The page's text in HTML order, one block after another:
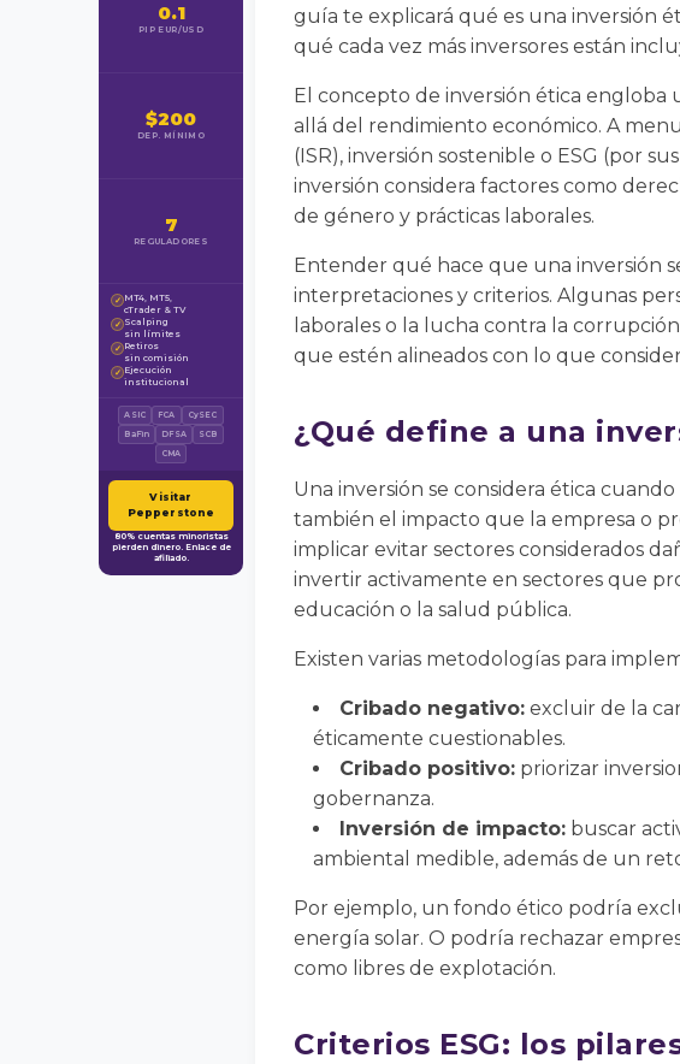
0.1
PIP EUR/USD
$200
DEP. MÍNIMO
7
REGULADORES
✓ MT4, MT5,
cTrader & TV
✓ Scalping
sin límites
✓ Retiros
sin comisión
✓ Ejecución
institucional
ASIC FCA
CySEC
BaFin
DFSA
SCB
CMA
Visitar
Pepperstone
80% cuentas minoristas
pierden dinero. Enlace de
afiliado.
guía te explicará qué es una inversión
qué cada vez más inversores están
El concepto de inversión ética engloba
allá del rendimiento económico. A
(ISR), inversión sostenible o ESG (por
inversión considera factores como
de género y prácticas laborales.
Entender qué hace que una inversión
interpretaciones y criterios. Algunas
laborales o la lucha contra la
que estén alineados con lo que
¿Qué define a una
Una inversión se considera ética
también el impacto que la empresa o
implicar evitar sectores considerados
invertir activamente en sectores que
educación o la salud pública.
Existen varias metodologías para
Cribado negativo: excluir de la
éticamente cuestionables.
Cribado positivo: priorizar
gobernanza.
Inversión de impacto: buscar
ambiental medible, además de un
Por ejemplo, un fondo ético podría
energía solar. O podría rechazar
como libres de explotación.
Criterios ESG: los